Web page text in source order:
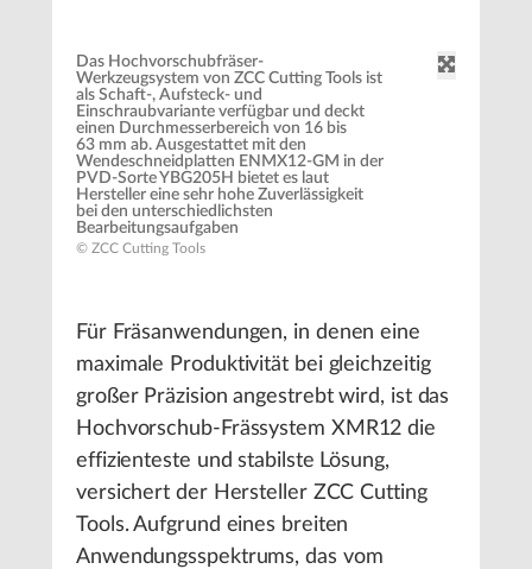
Das Hochvorschubfräser-
Werkzeugsystem von ZCC Cutting Tools ist
als Schaft-, Aufsteck- und
Einschraubvariante verfügbar und deckt
einen Durchmesserbereich von 16 bis
63 mm ab. Ausgestattet mit den
Wendeschneidplatten ENMX12-GM in der
PVD-Sorte YBG205H bietet es laut
Hersteller eine sehr hohe Zuverlässigkeit
bei den unterschiedlichsten
Bearbeitungsaufgaben
© ZCC Cutting Tools
Für Fräsanwendungen, in denen eine
maximale Produktivität bei gleichzeitig
großer Präzision angestrebt wird, ist das
Hochvorschub-Frässystem XMR12 die
effizienteste und stabilste Lösung,
versichert der Hersteller ZCC Cutting
Tools. Aufgrund eines breiten
Anwendungsspektrums, das vom